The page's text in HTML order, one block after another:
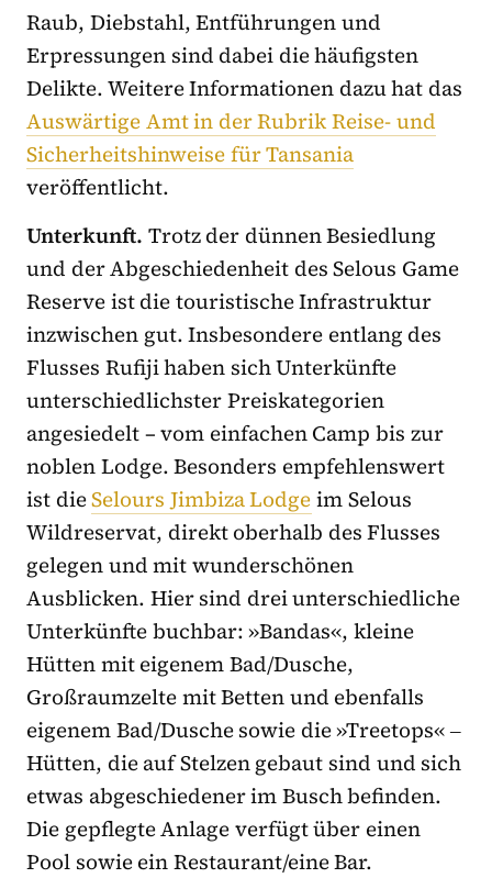
Raub, Diebstahl, Entführungen und
Erpressungen sind dabei die häufigsten
Delikte. Weitere Informationen dazu hat das
Auswärtige Amt in der Rubrik Reise- und
Sicherheitshinweise für Tansania
veröffentlicht.
Unterkunft. Trotz der dünnen Besiedlung
und der Abgeschiedenheit des Selous Game
Reserve ist die touristische Infrastruktur
inzwischen gut. Insbesondere entlang des
Flusses Rufiji haben sich Unterkünfte
unterschiedlichster Preiskategorien
angesiedelt – vom einfachen Camp bis zur
noblen Lodge. Besonders empfehlenswert
ist dieSelours Jimbiza Lodgeim Selous
Wildreservat, direkt oberhalb des Flusses
gelegen und mit wunderschönen
Ausblicken. Hier sind drei unterschiedliche
Unterkünfte buchbar: »Bandas«, kleine
Hütten mit eigenem Bad/Dusche,
Großraumzelte mit Betten und ebenfalls
eigenem Bad/Dusche sowie die »Treetops« ‒
Hütten, die auf Stelzen gebaut sind und sich
etwas abgeschiedener im Busch befinden.
Die gepflegte Anlage verfügt über einen
Pool sowie ein Restaurant/eine Bar.